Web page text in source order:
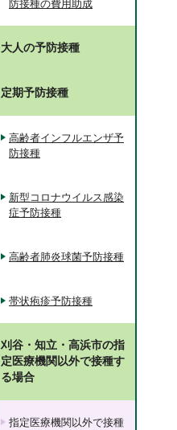
防接種の費用助成
大人の予防接種
定期予防接種
高齢者インフルエンザ予
防接種
新型コロナウイルス感染
症予防接種
高齢者肺炎球菌予防接種
帯状疱疹予防接種
刈谷・知立・高浜市の指
定医療機関以外で接種す
る場合
指定医療機関以外で接種